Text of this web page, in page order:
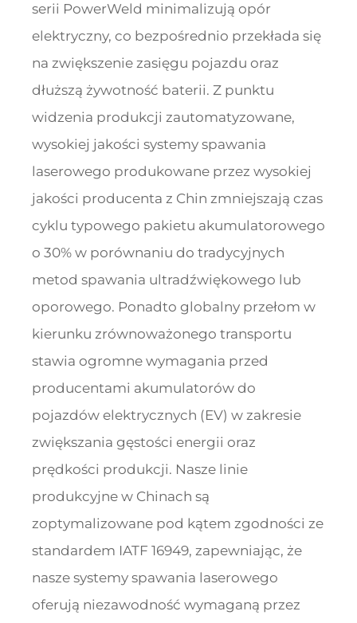
serii PowerWeld minimalizują opór
elektryczny, co bezpośrednio przekłada się
na zwiększenie zasięgu pojazdu oraz
dłuższą żywotność baterii. Z punktu
widzenia produkcji zautomatyzowane,
wysokiej jakości systemy spawania
laserowego produkowane przez wysokiej
jakości producenta z Chin zmniejszają czas
cyklu typowego pakietu akumulatorowego
o 30% w porównaniu do tradycyjnych
metod spawania ultradźwiękowego lub
oporowego. Ponadto globalny przełom w
kierunku zrównoważonego transportu
stawia ogromne wymagania przed
producentami akumulatorów do
pojazdów elektrycznych (EV) w zakresie
zwiększania gęstości energii oraz
prędkości produkcji. Nasze linie
produkcyjne w Chinach są
zoptymalizowane pod kątem zgodności ze
standardem IATF 16949, zapewniając, że
nasze systemy spawania laserowego
oferują niezawodność wymaganą przez